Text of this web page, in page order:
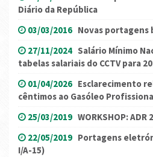
Diário da República
03/03/2016 Novas portagens
27/11/2024 Salário Mínimo
tabelas salariais do CCTV para
01/04/2026 Esclarecimento
cêntimos ao Gasóleo
25/03/2019 WORKSHOP: ADR
22/05/2019 Portagens
I/A-15)